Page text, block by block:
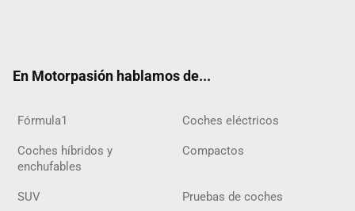
En Motorpasión hablamos de...
Fórmula1 Coches eléctricos
Coches híbridos y
enchufables
Compactos
SUV Pruebas de coches